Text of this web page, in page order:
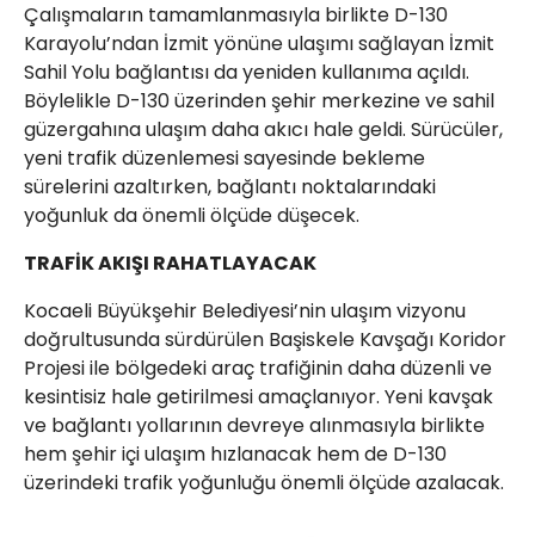
Çalışmaların tamamlanmasıyla birlikte D-130
Karayolu’ndan İzmit yönüne ulaşımı sağlayan İzmit
Sahil Yolu bağlantısı da yeniden kullanıma açıldı.
Böylelikle D-130 üzerinden şehir merkezine ve sahil
güzergahına ulaşım daha akıcı hale geldi. Sürücüler,
yeni trafik düzenlemesi sayesinde bekleme
sürelerini azaltırken, bağlantı noktalarındaki
yoğunluk da önemli ölçüde düşecek.
TRAFİK AKIŞI RAHATLAYACAK
Kocaeli Büyükşehir Belediyesi’nin ulaşım vizyonu
doğrultusunda sürdürülen Başiskele Kavşağı Koridor
Projesi ile bölgedeki araç trafiğinin daha düzenli ve
kesintisiz hale getirilmesi amaçlanıyor. Yeni kavşak
ve bağlantı yollarının devreye alınmasıyla birlikte
hem şehir içi ulaşım hızlanacak hem de D-130
üzerindeki trafik yoğunluğu önemli ölçüde azalacak.